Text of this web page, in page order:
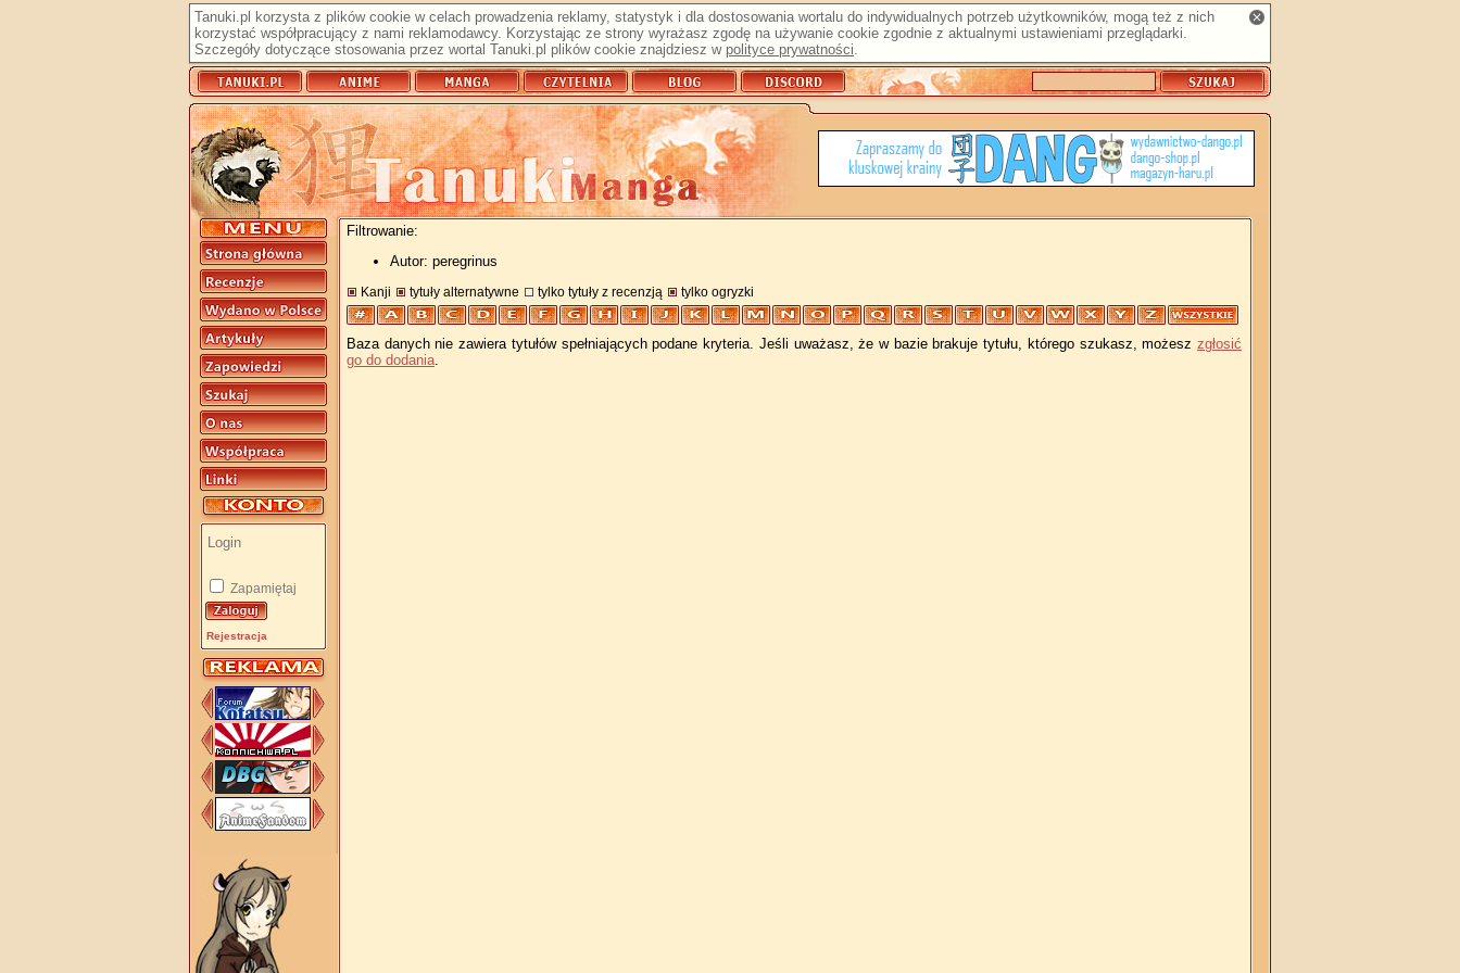
Tanuki.pl korzysta z plików cookie w celach prowadzenia reklamy, statystyk i dla dostosowania wortalu do indywidualnych potrzeb użytkowników, mogą też z nich
korzystać współpracujący z nami reklamodawcy. Korzystając ze strony wyrażasz zgodę na używanie cookie zgodnie z aktualnymi ustawieniami przeglądarki.
Szczegóły dotyczące stosowania przez wortal Tanuki.pl plików cookie znajdziesz w polityce prywatności.
Zapamiętaj
Rejestracja
Filtrowanie:
Autor: peregrinus
Kanji tytuły alternatywne tylko tytuły z recenzją tylko ogryzki
Baza danych nie zawiera tytułów spełniających podane kryteria. Jeśli uważasz, że w bazie brakuje tytułu, którego szukasz, możesz zgłosić
go do dodania.